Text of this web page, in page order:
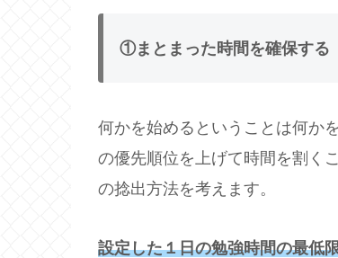
①まとまった時間を確保する
何かを始めるということは何か
の優先順位を上げて時間を割く
の捻出方法を考えます。
設定した１日の勉強時間の最低